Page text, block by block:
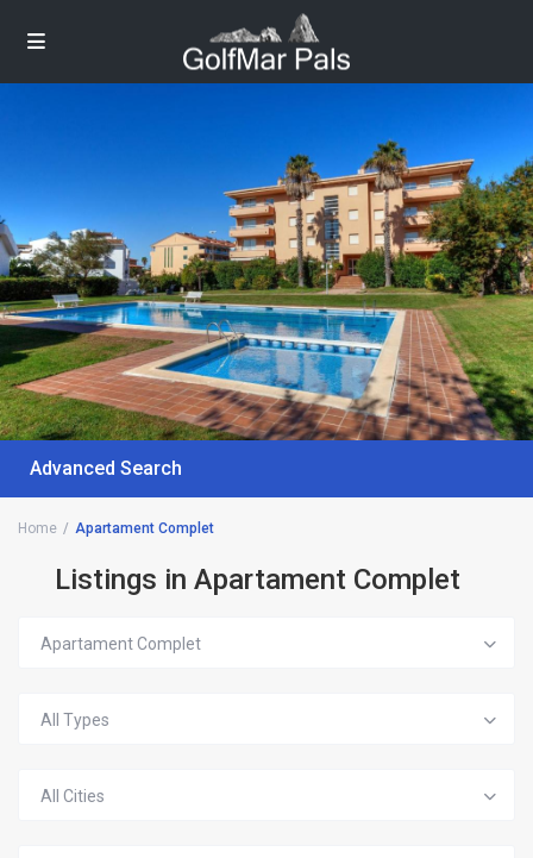
Advanced Search
Home Apartament Complet
Listings in Apartament Complet
Apartament Complet
All Types
All Cities